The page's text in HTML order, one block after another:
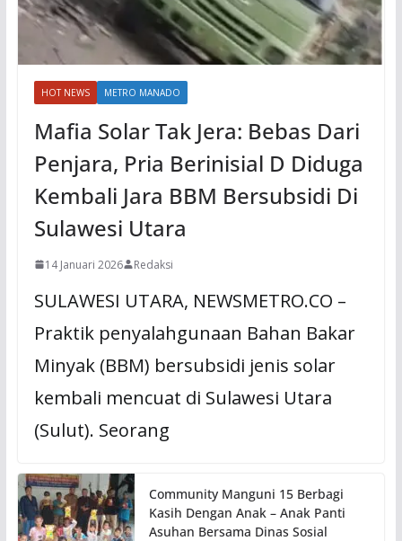
HOT NEWS METRO MANADO
Mafia Solar Tak Jera: Bebas Dari
Penjara, Pria Berinisial D Diduga
Kembali Jara BBM Bersubsidi Di
Sulawesi Utara
14 Januari 2026 Redaksi
SULAWESI UTARA, NEWSMETRO.CO –
Praktik penyalahgunaan Bahan Bakar
Minyak (BBM) bersubsidi jenis solar
kembali mencuat di Sulawesi Utara
(Sulut). Seorang
Community Manguni 15 Berbagi
Kasih Dengan Anak – Anak Panti
Asuhan Bersama Dinas Sosial